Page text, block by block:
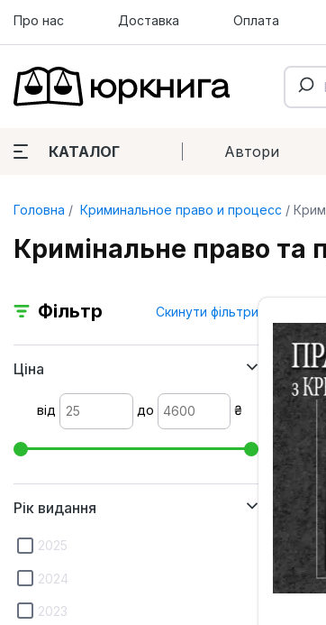
Про нас Доставка Оплата
КАТАЛОГ Автори
Головна Криминальное право и процесс
Кримінальне право та
Фільтр Скинути фільтри
Ціна
від до ₴
Рік видання
2025
2024
2023